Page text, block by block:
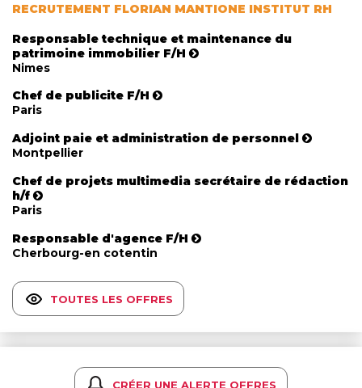
RECRUTEMENT FLORIAN MANTIONE INSTITUT RH
Responsable technique et maintenance du
patrimoine immobilier F/H
Nimes
Chef de publicite F/H
Paris
Adjoint paie et administration de personnel
Montpellier
Chef de projets multimedia secrétaire de rédaction
h/f
Paris
Responsable d'agence F/H
Cherbourg-en cotentin
TOUTES LES OFFRES
CRÉER UNE ALERTE OFFRES